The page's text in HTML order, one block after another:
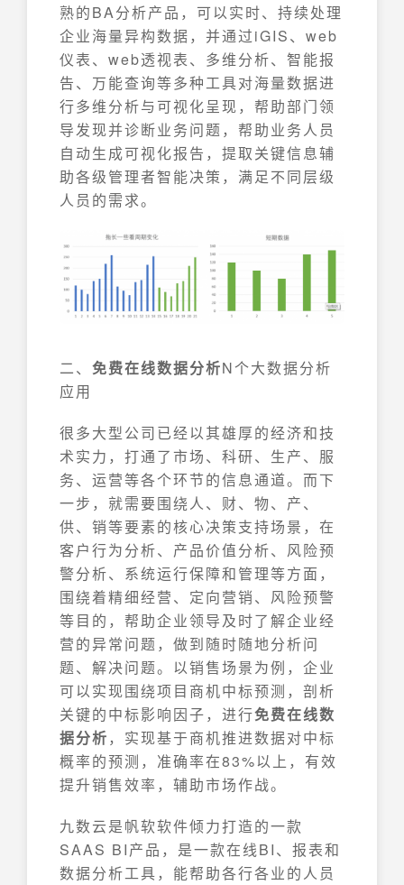
熟的BA分析产品，可以实时、持续处理
企业海量异构数据，并通过iGIS、web
仪表、web透视表、多维分析、智能报
告、万能查询等多种工具对海量数据进
行多维分析与可视化呈现，帮助部门领
导发现并诊断业务问题，帮助业务人员
自动生成可视化报告，提取关键信息辅
助各级管理者智能决策，满足不同层级
人员的需求。
二、 免费在线数据分析N个大数据分析
应用
很多大型公司已经以其雄厚的经济和技
术实力，打通了市场、科研、生产、服
务、运营等各个环节的信息通道。而下
一步，就需要围绕人、财、物、产、
供、销等要素的核心决策支持场景，在
客户行为分析、产品价值分析、风险预
警分析、系统运行保障和管理等方面，
围绕着精细经营、定向营销、风险预警
等目的，帮助企业领导及时了解企业经
营的异常问题，做到随时随地分析问
题、解决问题。以销售场景为例，企业
可以实现围绕项目商机中标预测，剖析
关键的中标影响因子，进行免费在线数
据分析 ，实现基于商机推进数据对中标
概率的预测，准确率在83%以上，有效
提升销售效率，辅助市场作战。
九数云是帆软软件倾力打造的一款
SAAS BI产品，是一款在线BI、报表和
数据分析工具，能帮助各行各业的人员